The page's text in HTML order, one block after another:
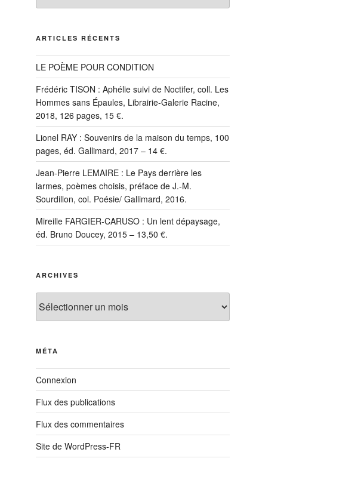
auteur
ARTICLES RÉCENTS
LE POÈME POUR CONDITION
Frédéric TISON : Aphélie suivi de Noctifer, coll. Les
Hommes sans Épaules, Librairie-Galerie Racine,
2018, 126 pages, 15 €.
Lionel RAY : Souvenirs de la maison du temps, 100
pages, éd. Gallimard, 2017 – 14 €.
Jean-Pierre LEMAIRE : Le Pays derrière les
larmes, poèmes choisis, préface de J.-M.
Sourdillon, col. Poésie/ Gallimard, 2016.
Mireille FARGIER-CARUSO : Un lent dépaysage,
éd. Bruno Doucey, 2015 – 13,50 €.
ARCHIVES
MÉTA
Connexion
Flux des publications
Flux des commentaires
Site de WordPress-FR